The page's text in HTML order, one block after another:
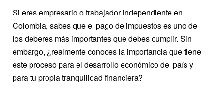
Si eres empresario o trabajador independiente en
Colombia, sabes que el pago de impuestos es uno de
los deberes más importantes que debes cumplir. Sin
embargo, ¿realmente conoces la importancia que tiene
este proceso para el desarrollo económico del país y
para tu propia tranquilidad financiera?